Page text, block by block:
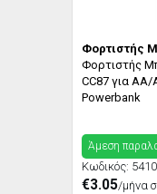
Φορτιστής
Φορτιστής
CC87 για
Powerbank
Άμεση
Κωδικός:
€3.05/μήνα